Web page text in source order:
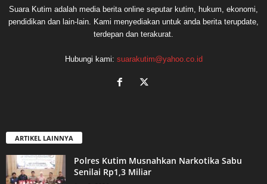
Suara Kutim adalah media berita online seputar kutim, hukum, ekonomi,
pendidikan dan lain-lain. Kami menyediakan untuk anda berita terupdate,
terdepan dan terakurat.
Hubungi kami: suarakutim@yahoo.co.id
ARTIKEL LAINNYA
Polres Kutim Musnahkan Narkotika Sabu
Senilai Rp1,3 Miliar